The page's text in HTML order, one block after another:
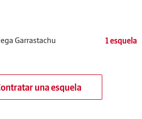
Garrastachu 1 esquela
una esquela